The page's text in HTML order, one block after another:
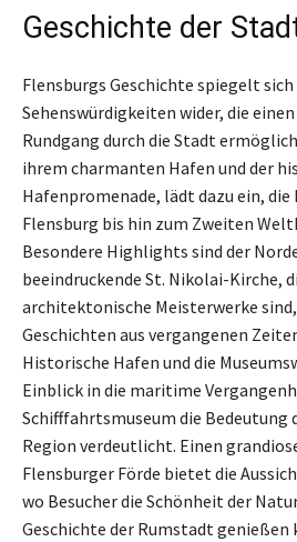
Geschichte der
Flensburgs Geschichte spiegelt
Sehenswürdigkeiten wider, die
Rundgang durch die Stadt
ihrem charmanten Hafen und der
Hafenpromenade, lädt dazu ein,
Flensburg bis hin zum Zweiten
Besondere Highlights sind der
beeindruckende St. Nikolai-Kirche,
architektonische Meisterwerke
Geschichten aus vergangenen
Historische Hafen und die
Einblick in die maritime
Schifffahrtsmuseum die Bedeutung
Region verdeutlicht. Einen
Flensburger Förde bietet die
wo Besucher die Schönheit der
Geschichte der Rumstadt genießen